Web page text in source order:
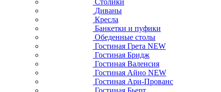
Диваны
Кресла
Банкетки и пуфики
Обеденные столы
Гостиная Грета NEW
Гостиная Бридж
Гостиная Валенсия
Гостиная Айно NEW
Гостиная Ари-Прованс
Гостиная Бьерт